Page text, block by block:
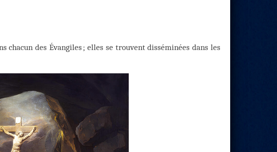
des Évangiles ; elles se trouvent disséminées dans les